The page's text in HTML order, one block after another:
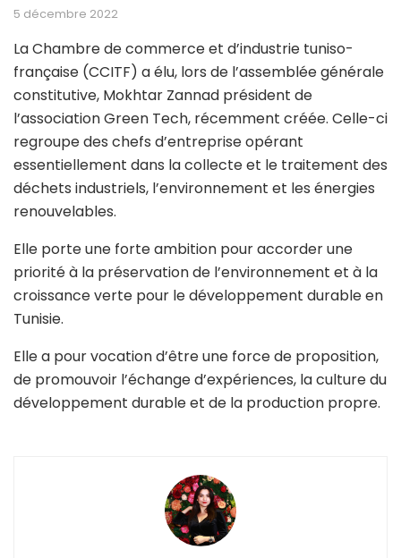
5 décembre 2022
La Chambre de commerce et d’industrie tuniso-
française (CCITF) a élu, lors de l’assemblée générale
constitutive, Mokhtar Zannad président de
l’association Green Tech, récemment créée. Celle-ci
regroupe des chefs d’entreprise opérant
essentiellement dans la collecte et le traitement des
déchets industriels, l’environnement et les énergies
renouvelables.
Elle porte une forte ambition pour accorder une
priorité à la préservation de l’environnement et à la
croissance verte pour le développement durable en
Tunisie.
Elle a pour vocation d’être une force de proposition,
de promouvoir l’échange d’expériences, la culture du
développement durable et de la production propre.